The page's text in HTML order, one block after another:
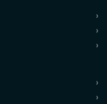
›
›
›
›
›